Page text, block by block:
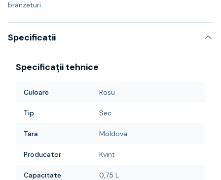
branzeturi.
Specificatii
Specificații tehnice
Culoare Rosu
Tip Sec
Tara Moldova
Producator Kvint
Capacitate 0,75 L